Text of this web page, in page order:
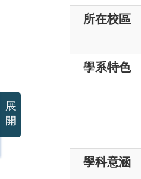
所在校區
學系特色
學科意涵
展
開